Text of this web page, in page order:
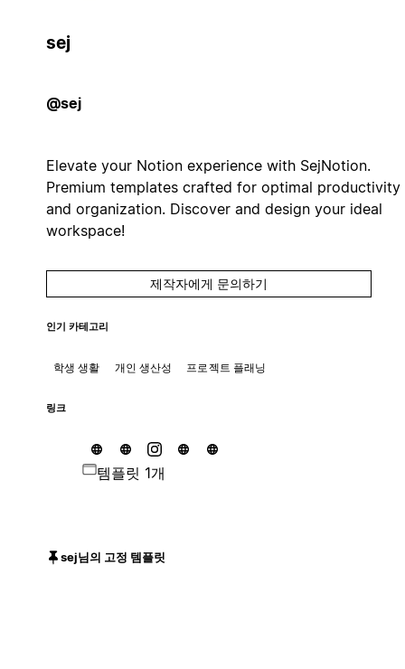
sej
@sej
Elevate your Notion experience with SejNotion.
Premium templates crafted for optimal productivity
and organization. Discover and design your ideal
workspace!
제작자에게 문의하기
인기 카테고리
학생 생활 개인 생산성 프로젝트 플래닝
링크
템플릿 1개
sej님의 고정 템플릿